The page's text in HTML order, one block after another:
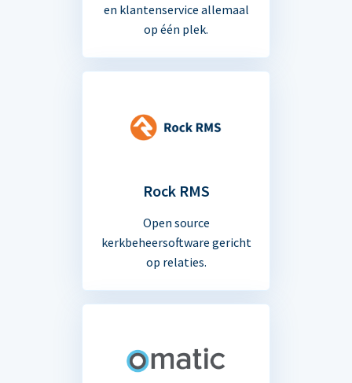
en klantenservice allemaal
op één plek.
Rock RMS
Open source
kerkbeheersoftware gericht
op relaties.